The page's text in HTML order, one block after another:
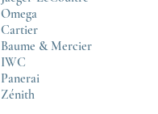
Omega
Cartier
Baume & Mercier
IWC
Panerai
Zénith